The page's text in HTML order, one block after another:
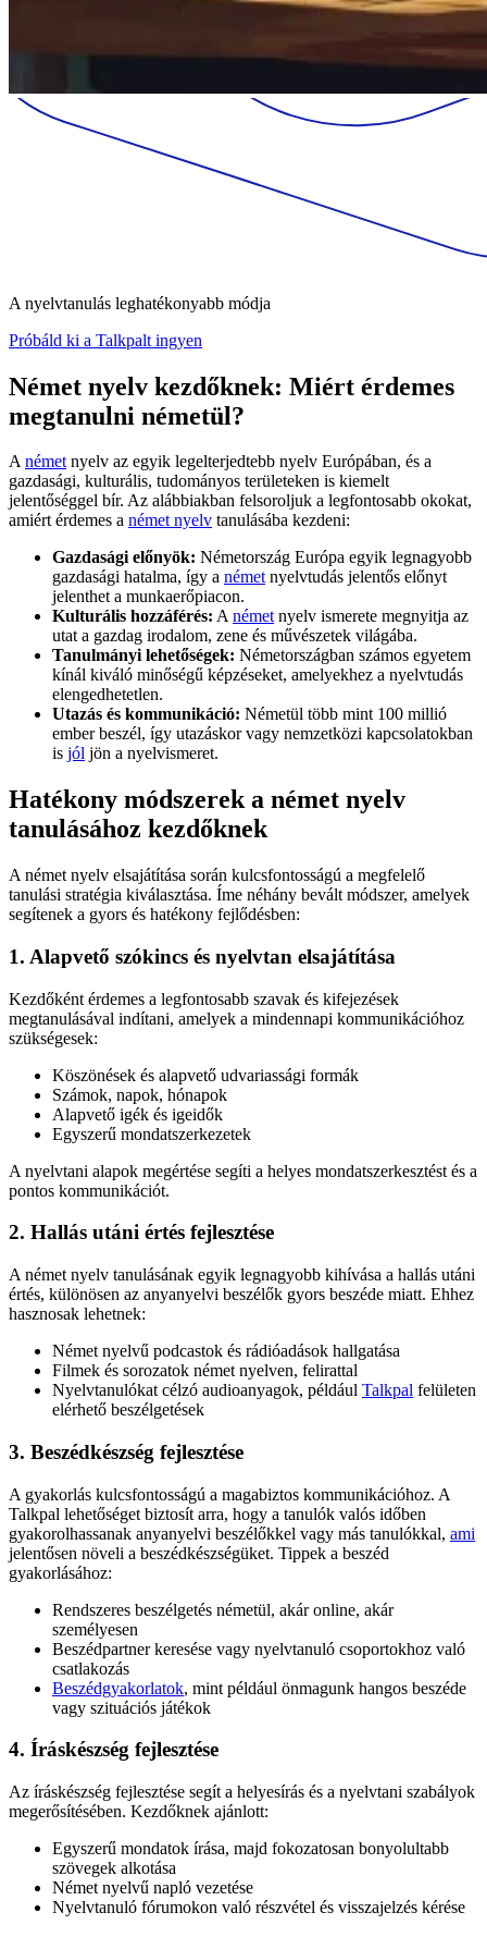
A nyelvtanulás leghatékonyabb módja
Próbáld ki a Talkpalt ingyen
Német nyelv kezdőknek: Miért érdemes
megtanulni németül?
Anémetnyelv az egyik legelterjedtebb nyelv Európában, és a
gazdasági, kulturális, tudományos területeken is kiemelt
jelentőséggel bír. Az alábbiakban felsoroljuk a legfontosabb okokat,
amiért érdemes a német nyelv tanulásába kezdeni:
Gazdasági előnyök: Németország Európa egyik legnagyobb
gazdasági hatalma, így a németnyelvtudás jelentős előnyt
jelenthet a munkaerőpiacon.
Kulturális hozzáférés: Anémetnyelv ismerete megnyitja az
utat a gazdag irodalom, zene és művészetek világába.
Tanulmányi lehetőségek: Németországban számos egyetem
kínál kiváló minőségű képzéseket, amelyekhez a nyelvtudás
elengedhetetlen.
Utazás és kommunikáció: Németül több mint 100 millió
ember beszél, így utazáskor vagy nemzetközi kapcsolatokban
is jól jön a nyelvismeret.
Hatékony módszerek a német nyelv
tanulásához kezdőknek
A német nyelv elsajátítása során kulcsfontosságú a megfelelő
tanulási stratégia kiválasztása. Íme néhány bevált módszer, amelyek
segítenek a gyors és hatékony fejlődésben:
1. Alapvető szókincs és nyelvtan elsajátítása
Kezdőként érdemes a legfontosabb szavak és kifejezések
megtanulásával indítani, amelyek a mindennapi kommunikációhoz
szükségesek:
Köszönések és alapvető udvariassági formák
Számok, napok, hónapok
Alapvető igék és igeidők
Egyszerű mondatszerkezetek
A nyelvtani alapok megértése segíti a helyes mondatszerkesztést és a
pontos kommunikációt.
2. Hallás utáni értés fejlesztése
A német nyelv tanulásának egyik legnagyobb kihívása a hallás utáni
értés, különösen az anyanyelvi beszélők gyors beszéde miatt. Ehhez
hasznosak lehetnek:
Német nyelvű podcastok és rádióadások hallgatása
Filmek és sorozatok német nyelven, felirattal
Nyelvtanulókat célzó audioanyagok, például Talkpal felületen
elérhető beszélgetések
3. Beszédkészség fejlesztése
A gyakorlás kulcsfontosságú a magabiztos kommunikációhoz. A
Talkpal lehetőséget biztosít arra, hogy a tanulók valós időben
gyakorolhassanak anyanyelvi beszélőkkel vagy más tanulókkal, ami
jelentősen növeli a beszédkészségüket. Tippek a beszéd
gyakorlásához:
Rendszeres beszélgetés németül, akár online, akár
személyesen
Beszédpartner keresése vagy nyelvtanuló csoportokhoz való
csatlakozás
Beszédgyakorlatok, mint például önmagunk hangos beszéde
vagy szituációs játékok
4. Íráskészség fejlesztése
Az íráskészség fejlesztése segít a helyesírás és a nyelvtani szabályok
megerősítésében. Kezdőknek ajánlott:
Egyszerű mondatok írása, majd fokozatosan bonyolultabb
szövegek alkotása
Német nyelvű napló vezetése
Nyelvtanuló fórumokon való részvétel és visszajelzés kérése